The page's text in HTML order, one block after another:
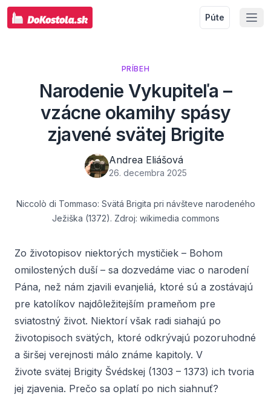
Púte
PRÍBEH
Narodenie Vykupiteľa –
vzácne okamihy spásy
zjavené svätej Brigite
Andrea Eliášová
26. decembra 2025
Niccolò di Tommaso: Svätá Brigita pri návšteve narodeného
Ježiška (1372). Zdroj: wikimedia commons
Zo životopisov niektorých mystičiek – Bohom
omilostených duší – sa dozvedáme viac o narodení
Pána, než nám zjavili evanjeliá, ktoré sú a zostávajú
pre katolíkov najdôležitejším prameňom pre
sviatostný život. Niektorí však radi siahajú po
životopisoch svätých, ktoré odkrývajú pozoruhodné
a širšej verejnosti málo známe kapitoly. V
živote svätej Brigity Švédskej (1303 – 1373) ich tvoria
jej zjavenia. Prečo sa oplatí po nich siahnuť?